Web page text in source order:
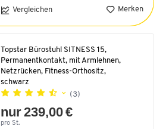
Vergleichen Merken
Topstar Bürostuhl SITNESS 15,
Permanentkontakt, mit Armlehnen,
Netzrücken, Fitness-Orthositz,
schwarz
(3)
nur 239,00 €
pro St.